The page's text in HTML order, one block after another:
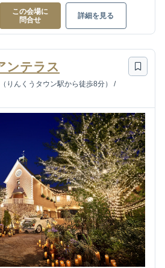
この会場に
問合せ
詳細を見る
ンテラス
りんくうタウン駅から徒歩8分）
/